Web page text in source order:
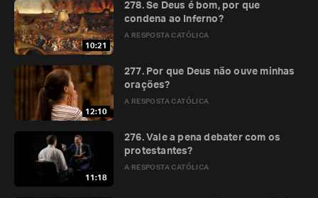
10:21
A RESPOSTA CATÓLICA
278. Se Deus é bom, por que
condena ao Inferno?
12:10
A RESPOSTA CATÓLICA
277. Por que Deus não ouve minhas
orações?
11:18
A RESPOSTA CATÓLICA
276. Vale a pena debater com os
protestantes?